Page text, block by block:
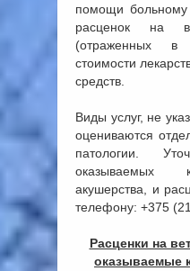
помощи больному
расценок на
(отраженных в
стоимости
средств.
Виды услуг, не
оцениваются
патологии.
оказываемых
акушерства, и
телефону: +375
Расценки на
оказываемые